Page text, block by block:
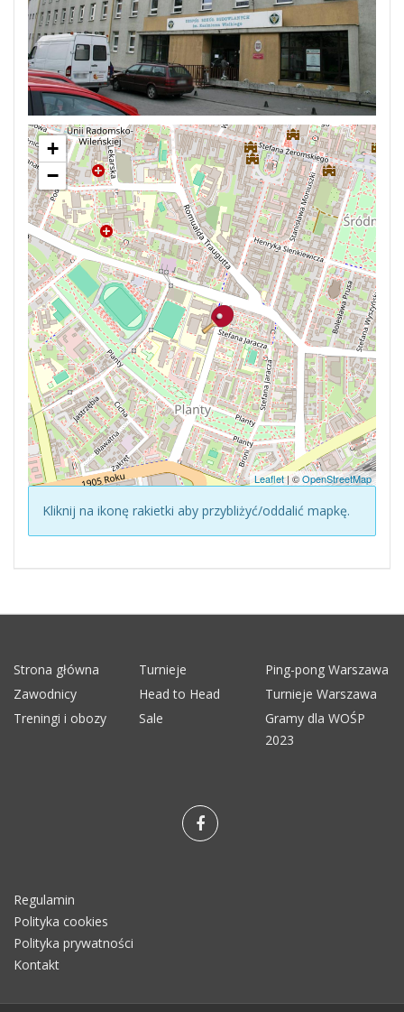
+
−
Leaflet| ©OpenStreetMap
Kliknij na ikonę rakietki aby przybliżyć/oddalić mapkę.
Strona główna Turnieje
Ping-pong Warszawa
Zawodnicy
Head to Head
Turnieje Warszawa
Treningi i obozy
Sale
Gramy dla WOŚP
2023
Regulamin
Polityka cookies
Polityka prywatności
Kontakt